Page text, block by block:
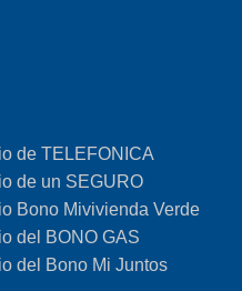
de TELEFONICA
de un SEGURO
Bono Mivivienda Verde
del BONO GAS
del Bono Mi Juntos